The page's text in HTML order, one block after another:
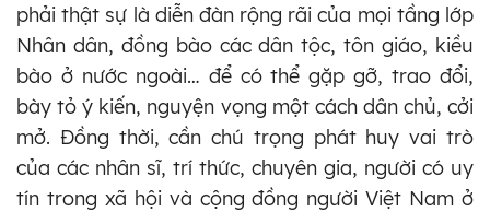
phải thật sự là diễn đàn rộng rãi của mọi tầng lớp
Nhân dân, đồng bào các dân tộc, tôn giáo, kiều
bào ở nước ngoài… để có thể gặp gỡ, trao đổi,
bày tỏ ý kiến, nguyện vọng một cách dân chủ, cởi
mở. Đồng thời, cần chú trọng phát huy vai trò
của các nhân sĩ, trí thức, chuyên gia, người có uy
tín trong xã hội và cộng đồng người Việt Nam ở